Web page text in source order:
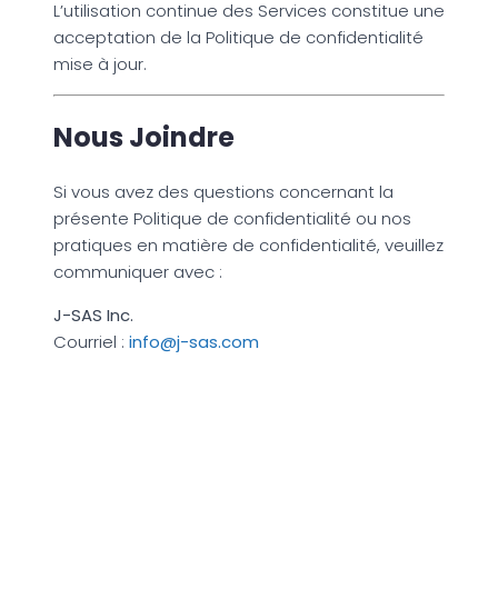
L’utilisation continue des Services constitue une
acceptation de la Politique de confidentialité
mise à jour.
Nous Joindre
Si vous avez des questions concernant la
présente Politique de confidentialité ou nos
pratiques en matière de confidentialité, veuillez
communiquer avec :
J-SAS Inc.
Courriel : info@j-sas.com